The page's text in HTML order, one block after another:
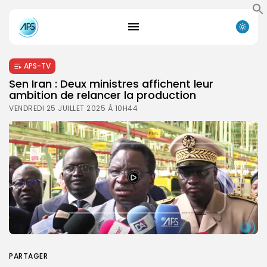
APS-TV
Sen Iran : Deux ministres affichent leur
ambition de relancer la production
VENDREDI 25 JUILLET 2025 À 10H44
PARTAGER